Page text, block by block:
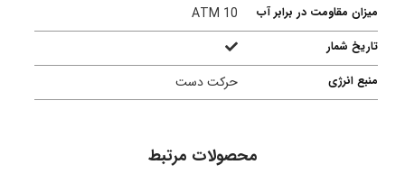
میزان مقاومت در برابر آب
10 ATM
تاریخ شمار
منبع انرژی
حرکت دست
محصولات مرتبط